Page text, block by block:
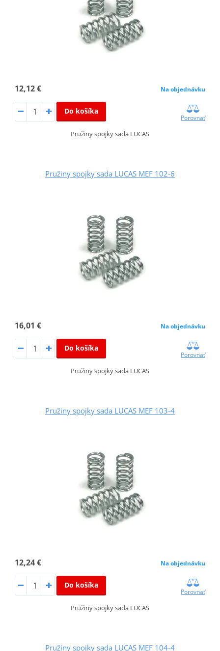
12,12 € Na objednávku
Do košíka
Porovnať
Pružiny spojky sada LUCAS
Pružiny spojky sada LUCAS MEF 102-6
16,01 € Na objednávku
Do košíka
Porovnať
Pružiny spojky sada LUCAS
Pružiny spojky sada LUCAS MEF 103-4
12,24 € Na objednávku
Do košíka
Porovnať
Pružiny spojky sada LUCAS
Pružiny spojky sada LUCAS MEF 104-4